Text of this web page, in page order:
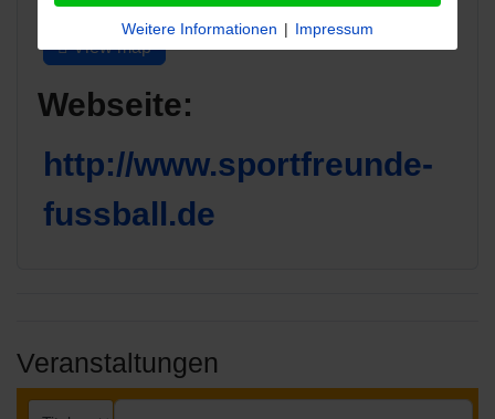
View map
Webseite:
http://www.sportfreunde-
fussball.de
Veranstaltungen
Weitere Informationen | Impressum